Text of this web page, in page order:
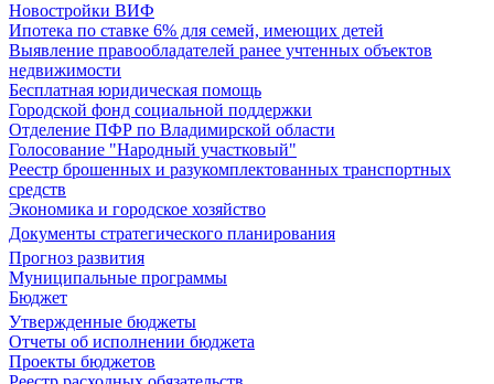
Новостройки ВИФ
Ипотека по ставке 6% для семей, имеющих детей
Выявление правообладателей ранее учтенных объектов
недвижимости
Бесплатная юридическая помощь
Городской фонд социальной поддержки
Отделение ПФР по Владимирской области
Голосование "Народный участковый"
Реестр брошенных и разукомплектованных транспортных
средств
Экономика и городское хозяйство
Документы стратегического планирования
Прогноз развития
Муниципальные программы
Бюджет
Утвержденные бюджеты
Отчеты об исполнении бюджета
Проекты бюджетов